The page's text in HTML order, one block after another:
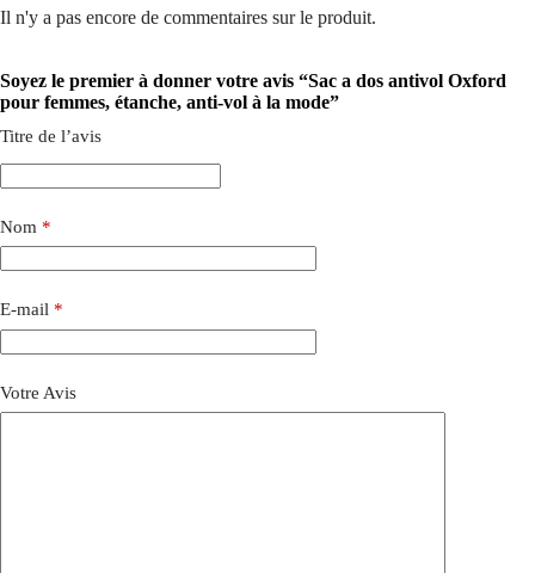
Il n'y a pas encore de commentaires sur le produit.
Soyez le premier à donner votre avis “Sac a dos antivol Oxford
pour femmes, étanche, anti-vol à la mode”
Titre de l’avis
Nom *
E-mail *
Votre Avis